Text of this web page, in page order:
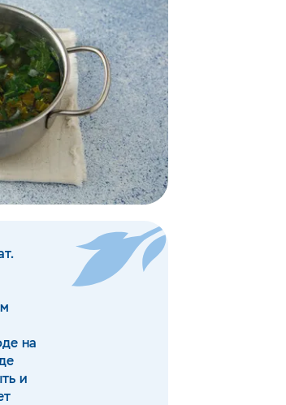
на
и